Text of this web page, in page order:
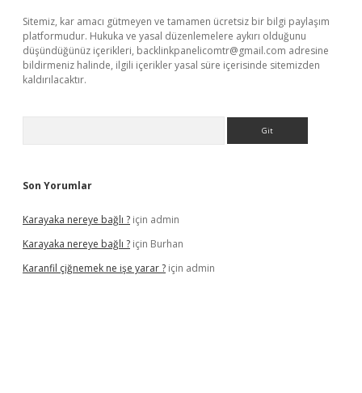
Sitemiz, kar amacı gütmeyen ve tamamen ücretsiz bir bilgi paylaşım
platformudur. Hukuka ve yasal düzenlemelere aykırı olduğunu
düşündüğünüz içerikleri, backlinkpanelicomtr@gmail.com adresine
bildirmeniz halinde, ilgili içerikler yasal süre içerisinde sitemizden
kaldırılacaktır.
Son Yorumlar
Karayaka nereye bağlı ? için admin
Karayaka nereye bağlı ? için Burhan
Karanfil çiğnemek ne işe yarar ? için admin